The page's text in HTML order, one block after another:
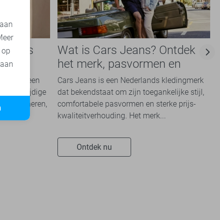
basis
die een
veelzijdige
combineren,
Wat is Cars Jeans? Ontdek
het merk, pasvormen en
kwaliteit
Cars Jeans is een Nederlands kledingmerk
dat bekendstaat om zijn toegankelijke stijl,
comfortabele pasvormen en sterke prijs-
kwaliteitverhouding. Het merk...
Ontdek nu